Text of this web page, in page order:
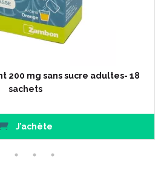
200 mg sans sucre adultes- 18
sachets
J’achète